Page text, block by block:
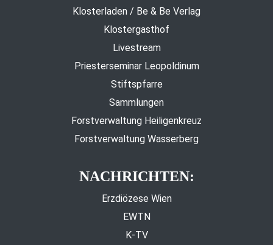
Klosterladen / Be & Be Verlag
Klostergasthof
Livestream
Priesterseminar Leopoldinum
Stiftspfarre
Sammlungen
Forstverwaltung Heiligenkreuz
Forstverwaltung Wasserberg
NACHRICHTEN:
Erzdiözese Wien
EWTN
K-TV